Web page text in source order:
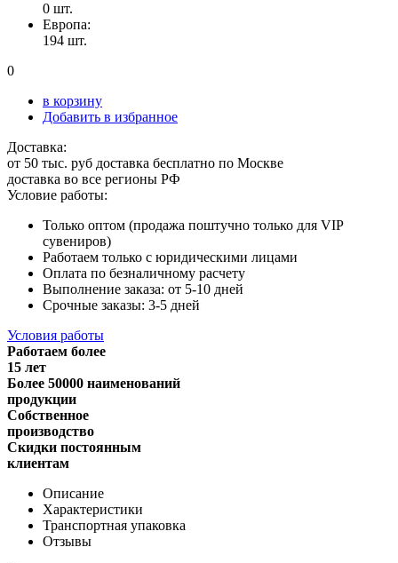
0 шт.
Европа:
194 шт.
0
в корзину
Добавить в избранное
Доставка:
от 50 тыс. руб доставка бесплатно по Москве
доставка во все регионы РФ
Условие работы:
Только оптом (продажа поштучно только для VIP
сувениров)
Работаем только с юридическими лицами
Оплата по безналичному расчету
Выполнение заказа: от 5-10 дней
Срочные заказы: 3-5 дней
Условия работы
Работаем более
15 лет
Более 50000 наименований
продукции
Собственное
производство
Скидки постоянным
клиентам
Описание
Характеристики
Транспортная упаковка
Отзывы